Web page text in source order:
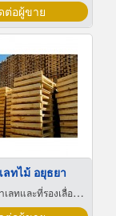
ต่อผู้ขาย
ลทไม้ อยุธยา
ลทและที่รองเลื่อนกะบะ